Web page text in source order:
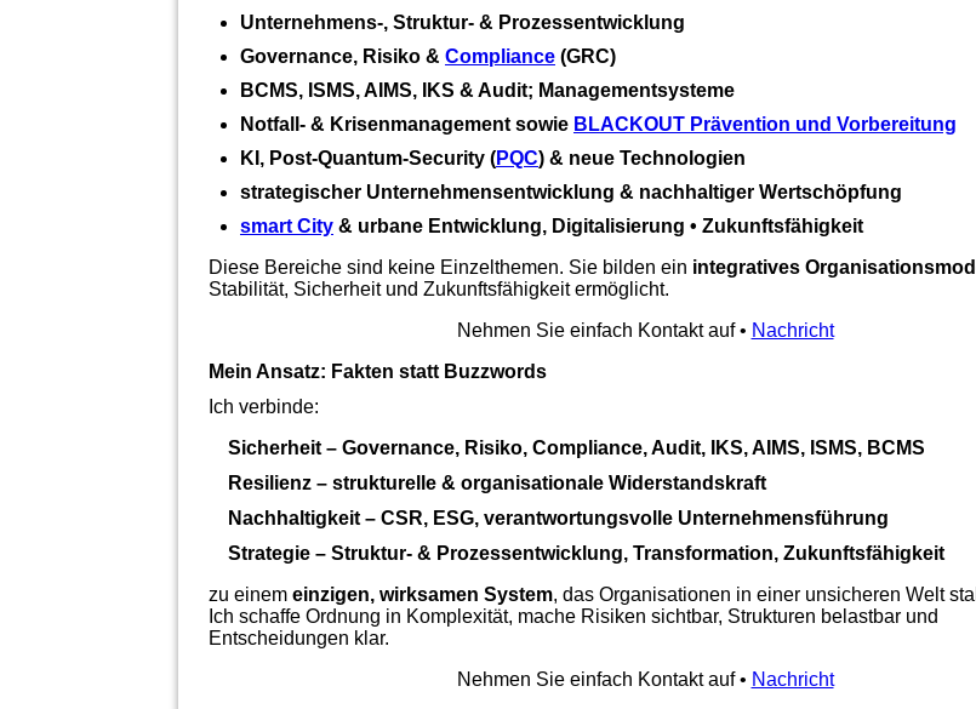
Unternehmens‑, Struktur‑ & Prozessentwicklung
Governance, Risiko & Compliance (GRC)
BCMS, ISMS, AIMS, IKS & Audit; Managementsysteme
Notfall‑ & Krisenmanagement sowie BLACKOUT Prävention und Vorbereitung
KI, Post‑Quantum‑Security (PQC) & neue Technologien
strategischer Unternehmensentwicklung & nachhaltiger Wertschöpfung
smart City & urbane Entwicklung, Digitalisierung • Zukunftsfähigkeit
Diese Bereiche sind keine Einzelthemen. Sie bilden ein integratives
Stabilität, Sicherheit und Zukunftsfähigkeit ermöglicht.
Nehmen Sie einfach Kontakt auf • Nachricht
Mein Ansatz: Fakten statt Buzzwords
Ich verbinde:
Sicherheit – Governance, Risiko, Compliance, Audit, IKS, AIMS, ISMS, BCMS
Resilienz – strukturelle & organisationale Widerstandskraft
Nachhaltigkeit – CSR, ESG, verantwortungsvolle Unternehmensführung
Strategie – Struktur‑ & Prozessentwicklung, Transformation, Zukunftsfähigkeit
zu einem einzigen, wirksamen System, das Organisationen in einer unsicheren Welt
Ich schaffe Ordnung in Komplexität, mache Risiken sichtbar, Strukturen belastbar und
Entscheidungen klar.
Nehmen Sie einfach Kontakt auf • Nachricht